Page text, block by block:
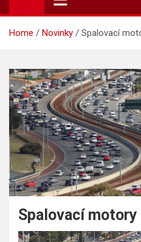
Home Novinky Spalovací
Spalovací